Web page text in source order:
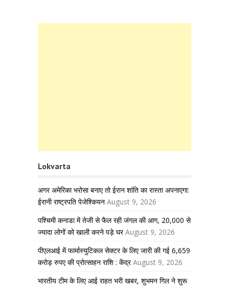
Lokvarta
अगर अमेरिका भरोसा बनाए तो ईरान शांति का रास्ता अपनाएगा:
ईरानी राष्ट्रपति पेजेश्कियन August 9, 2026
पश्चिमी कनाडा में तेजी से फैल रही जंगल की आग, 20,000 से
ज्यादा लोगों को खाली करने पड़े घर August 9, 2026
पीएलआई में फार्मास्युटिकल सेक्टर के लिए जारी की गई 6,659
करोड़ रुपए की प्रोत्साहन राशि : केंद्र August 9, 2026
भारतीय टीम के लिए आई राहत भरी खबर, शुभमन गिल ने शुरू